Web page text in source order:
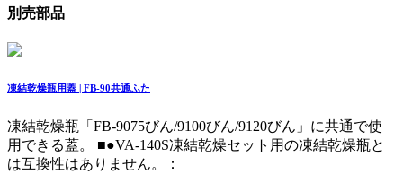
別売部品
凍結乾燥瓶用蓋 | FB-90共通ふた
凍結乾燥瓶「FB-9075びん/9100びん/9120びん」に共通で使
用できる蓋。
■●VA-140S凍結乾燥セット用の凍結乾燥瓶と
は互換性はありません。：